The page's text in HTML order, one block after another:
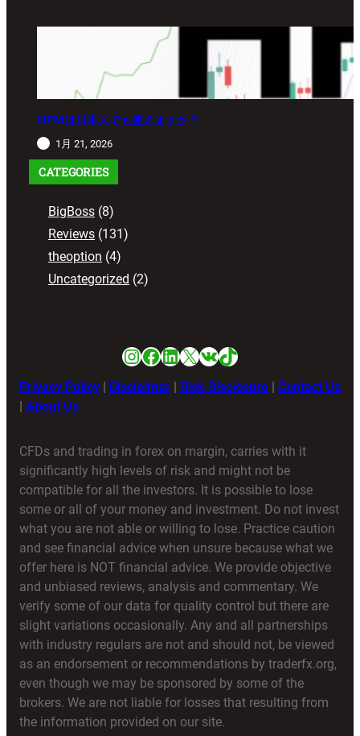
HFMは日本人でも使えますか？
1月 21, 2026
CATEGORIES
BigBoss (8)
Reviews (131)
theoption (4)
Uncategorized (2)
Instagram
Facebook
LinkedIn
X VKTikTok
Privacy Policy | Disclaimer | Risk Disclosure | Contact Us
| About Us
CFDs and trading in forex on margin, carries with it
significantly high levels of risk and might not be
compatible for all the investors. It is possible to lose
some or all of your money and investment. Do not invest
what you are not able or willing to lose. Practice caution
and see financial advice when unsure because what we
offer here is NOT financial advice. We provide objective
and unbiased reviews, analysis and commentary. We
verify some of our data for quality control but there are
slight variations occasionally. Any and all partnerships
with industry regulars are not and should not, be viewed
as an endorsement or recommendations by traderfx.org,
even though we may be sponsored by some of the
brokers. We are not liable for losses that resulting from
the information provided on our site.